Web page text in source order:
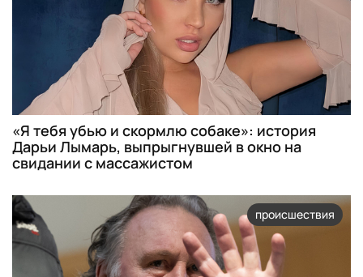
«Я тебя убью и скормлю собаке»: история
Дарьи Лымарь, выпрыгнувшей в окно на
свидании с массажистом
происшествия